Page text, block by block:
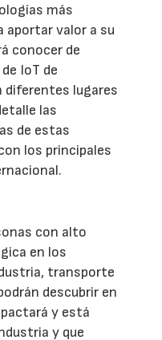
más
aportar valor a su
conocer de
IoT de
diferentes lugares
las
de estas
los principales
con alto
en los
transporte
descubrir en
y está
y que